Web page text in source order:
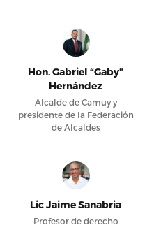
Hon. Gabriel “Gaby”
Hernández
Alcalde de Camuy y
presidente de la Federación
de Alcaldes
Lic Jaime Sanabria
Profesor de derecho